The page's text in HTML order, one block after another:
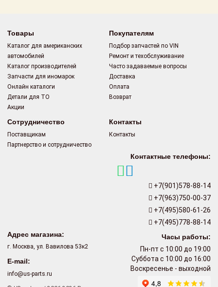
Товары
Каталог для американских
автомобилей
Каталог производителей
Запчасти для иномарок
Онлайн каталоги
Детали для ТО
Акции
Покупателям
Подбор запчастей по VIN
Ремонт и техобслуживание
Часто задаваемые вопросы
Доставка
Оплата
Возврат
Сотрудничество
Поставщикам
Партнерство и сотрудничество
Контакты
Контакты
Контактные телефоны:
+7(901)578-88-14
+7(963)750-00-37
+7(495)580-61-26
+7(495)778-88-14
Часы работы:
Пн-пт с 10:00 до 19:00
Суббота с 10:00 до 16:00
Воскресенье - выходной
Адрес магазина:
г. Москва, ул. Вавилова 53к2
E-mail:
info@us-parts.ru